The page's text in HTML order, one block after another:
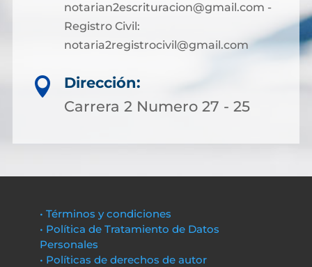
notarian2escrituracion@gmail.com -
Registro Civil:
notaria2registrocivil@gmail.com

Dirección:
Carrera 2 Numero 27 - 25
• Términos y condiciones
• Política de Tratamiento de Datos
Personales
• Políticas de derechos de autor